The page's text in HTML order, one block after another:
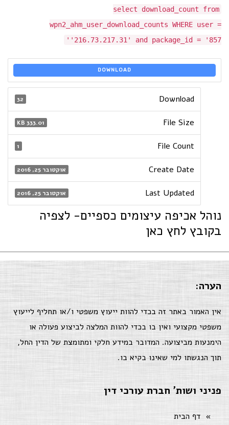
select download_count from
wpn2_ahm_user_download_counts WHERE user =
'216.73.217.31' and package_id = '857'
DOWNLOAD
Download
32
File Size
333.01 KB
File Count
1
Create Date אוקטובר 25, 2016
Last Updated אוקטובר 25, 2016
נוהל אכיפה עיצומים כספיים- לצפיה
בקובץ לחץ כאן
הערה:
אין האמור באתר זה בכדי להוות ייעוץ משפטי ו/או תחליף לייעוץ
משפטי מקצועי ואין בו בכדי להוות המלצה לביצוע פעולה או
הימנעות מביצועה. המדובר במידע חלקי ומתומצת של הדין החל,
תוך הנגשתו למי שאינו בקיא בו.
פניני ושות' חברת עורכי דין
דף הבית